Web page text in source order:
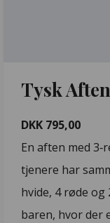
Tysk
DKK 795,00
En aften med
tjenere har
hvide, 4 røde og
baren, hvor der